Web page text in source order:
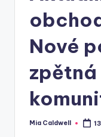
Nové
Posted
Mia Caldwell